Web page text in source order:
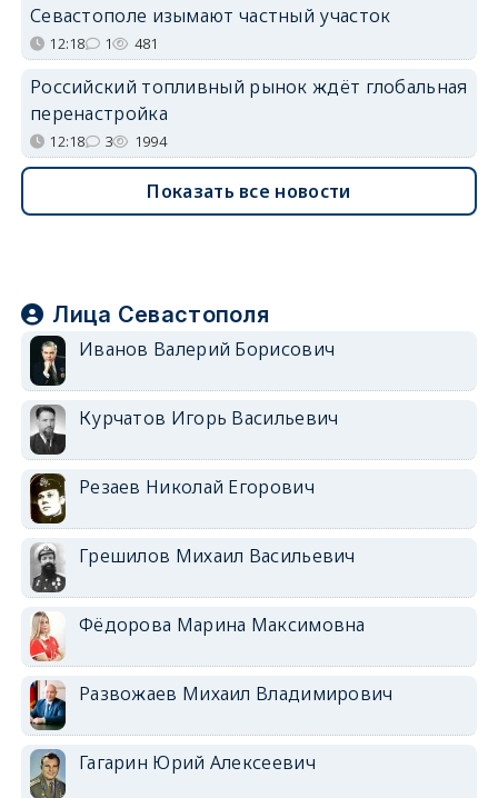
Севастополе изымают частный участок
12:18 1 481
Российский топливный рынок ждёт глобальная
перенастройка
12:18 3 1994
Показать все новости
Лица Севастополя
Иванов Валерий Борисович
Курчатов Игорь Васильевич
Резаев Николай Егорович
Грешилов Михаил Васильевич
Фёдорова Марина Максимовна
Развожаев Михаил Владимирович
Гагарин Юрий Алексеевич